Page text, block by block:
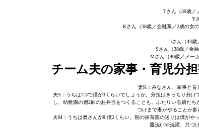
Tさん（39歳／
Y
Kさん（38歳／金融系／2歳の女
Iさん（43歳
Sさん（38歳／金
Mさん（40歳／メー
チーム夫の家事・育児分
妻K：みなさん、家事と
夫S：うちは7:3で僕が3くらいでしょうか。分担はきっちり分
し、幼稚園の週2回のお弁当をつくることも。ふたりいる娘た
つけまで妻がやることが
夫M：うちは奥さんが8:僕2くらい。朝の保育園の送りは僕がや
皿洗いや洗濯、片づ